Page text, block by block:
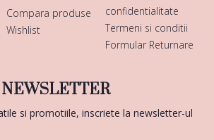
Compara produse
Wishlist
confidentialitate
Termeni si conditii
Formular Returnare
NEWSLETTER
si promotiile, inscriete la newsletter-ul